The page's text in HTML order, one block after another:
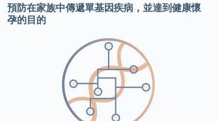
預防在家族中傳遞單基因疾病，並達到健康懷
孕的目的